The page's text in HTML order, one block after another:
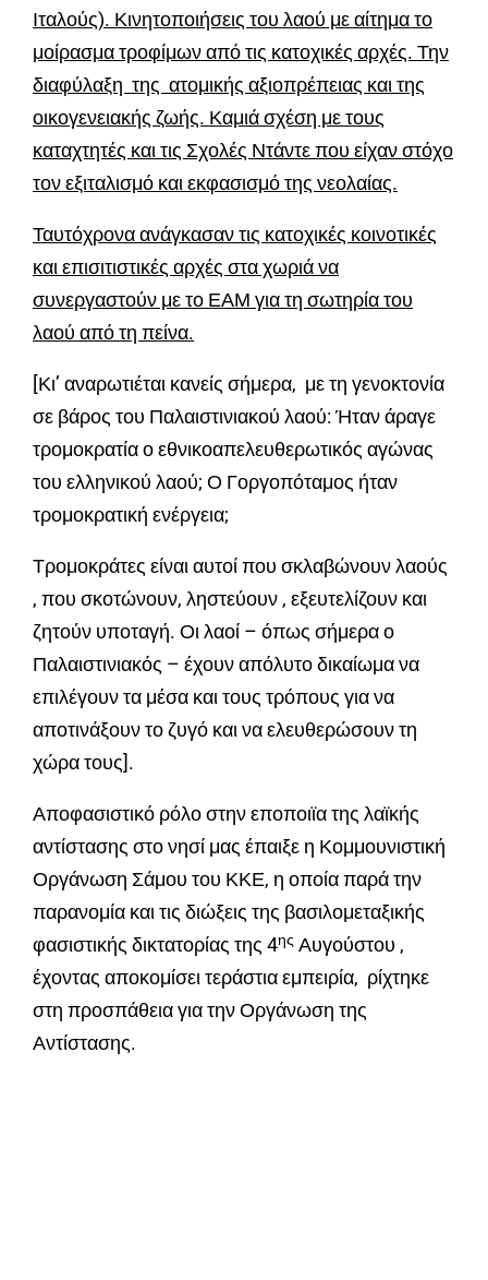
Ιταλούς). Κινητοποιήσεις του λαού με αίτημα το
μοίρασμα τροφίμων από τις κατοχικές αρχές. Την
διαφύλαξη της ατομικής αξιοπρέπειας και της
οικογενειακής ζωής. Καμιά σχέση με τους
καταχτητές και τις Σχολές Ντάντε που είχαν στόχο
τον εξιταλισμό και εκφασισμό της νεολαίας.
Ταυτόχρονα ανάγκασαν τις κατοχικές κοινοτικές
και επισιτιστικές αρχές στα χωριά να
συνεργαστούν με το ΕΑΜ για τη σωτηρία του
λαού από τη πείνα.
[Κι’ αναρωτιέται κανείς σήμερα, με τη γενοκτονία
σε βάρος του Παλαιστινιακού λαού: Ήταν άραγε
τρομοκρατία ο εθνικοαπελευθερωτικός αγώνας
του ελληνικού λαού; Ο Γοργοπόταμος ήταν
τρομοκρατική ενέργεια;
Τρομοκράτες είναι αυτοί που σκλαβώνουν λαούς
, που σκοτώνουν, ληστεύουν , εξευτελίζουν και
ζητούν υποταγή. Οι λαοί – όπως σήμερα ο
Παλαιστινιακός – έχουν απόλυτο δικαίωμα να
επιλέγουν τα μέσα και τους τρόπους για να
αποτινάξουν το ζυγό και να ελευθερώσουν τη
χώρα τους].
Αποφασιστικό ρόλο στην εποποιϊα της λαϊκής
αντίστασης στο νησί μας έπαιξε η Κομμουνιστική
Οργάνωση Σάμου του ΚΚΕ, η οποία παρά την
παρανομία και τις διώξεις της βασιλομεταξικής
φασιστικής δικτατορίας της 4ης Αυγούστου ,
έχοντας αποκομίσει τεράστια εμπειρία, ρίχτηκε
στη προσπάθεια για την Οργάνωση της
Αντίστασης.